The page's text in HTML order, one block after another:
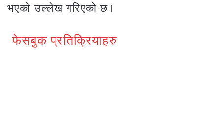
भएको उल्लेख गरिएको छ।
फेसबुक प्रतिक्रियाहरु